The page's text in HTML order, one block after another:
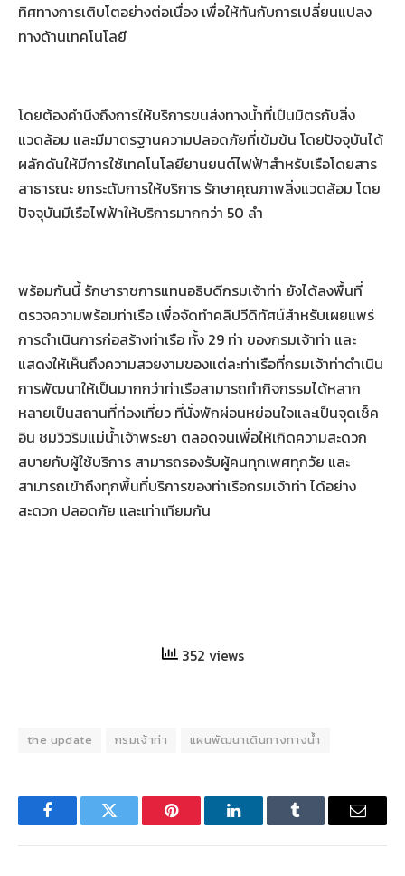
ทิศทางการเติบโตอย่างต่อเนื่อง เพื่อให้ทันกับการเปลี่ยนแปลง
ทางด้านเทคโนโลยี
โดยต้องคำนึงถึงการให้บริการขนส่งทางน้ำที่เป็นมิตรกับสิ่ง
แวดล้อม และมีมาตรฐานความปลอดภัยที่เข้มข้น โดยปัจจุบันได้
ผลักดันให้มีการใช้เทคโนโลยียานยนต์ไฟฟ้าสำหรับเรือโดยสาร
สาธารณะ ยกระดับการให้บริการ รักษาคุณภาพสิ่งแวดล้อม โดย
ปัจจุบันมีเรือไฟฟ้าให้บริการมากกว่า 50 ลำ
พร้อมกันนี้ รักษาราชการแทนอธิบดีกรมเจ้าท่า ยังได้ลงพื้นที่
ตรวจความพร้อมท่าเรือ เพื่อจัดทำคลิปวีดิทัศน์สำหรับเผยแพร่
การดำเนินการก่อสร้างท่าเรือ ทั้ง 29 ท่า ของกรมเจ้าท่า และ
แสดงให้เห็นถึงความสวยงามของแต่ละท่าเรือที่กรมเจ้าท่าดำเนิน
การพัฒนาให้เป็นมากกว่าท่าเรือสามารถทำกิจกรรมได้หลาก
หลายเป็นสถานที่ท่องเที่ยว ที่นั่งพักผ่อนหย่อนใจและเป็นจุดเช็ค
อิน ชมวิวริมแม่น้ำเจ้าพระยา ตลอดจนเพื่อให้เกิดความสะดวก
สบายกับผู้ใช้บริการ สามารถรองรับผู้คนทุกเพศทุกวัย และ
สามารถเข้าถึงทุกพื้นที่บริการของท่าเรือกรมเจ้าท่า ได้อย่าง
สะดวก ปลอดภัย และเท่าเทียมกัน
352 views
the update กรมเจ้าท่า แผนพัฒนาเดินทางทางน้ำ
FacebookTwitter Pinterest LinkedInTumblr Email